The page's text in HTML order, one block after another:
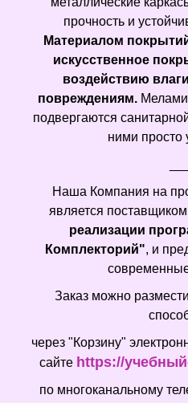
прочность и
Материалом
искусственное
воздействию
повреждениям.
подвергаются
ними просто
Наша Компания на
является поставщиком
реализации
Комплекторий", и
Заказ можно
через "Корзину"
сайте https://
по многоканальному